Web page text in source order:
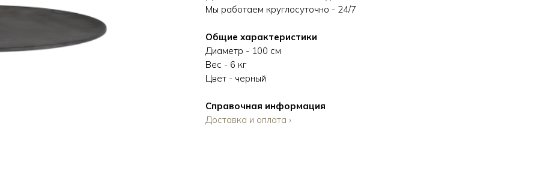
Мы работаем круглосуточно - 24/7
Общие характеристики
Диаметр - 100 см
Вес - 6 кг
Цвет - черный
Справочная информация
Доставка и оплата ›